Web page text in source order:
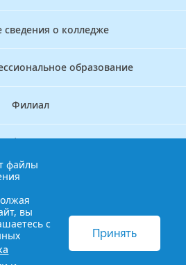
о колледже
образование
Филиал
образование
— симуляционный центр
колледж
файлы
вы
с
Принять